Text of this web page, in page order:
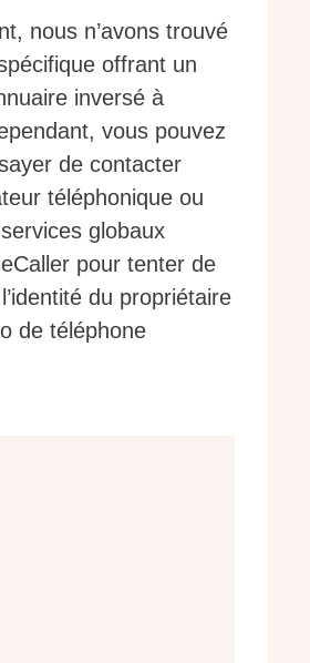
nous n’avons trouvé
offrant un
inversé à
vous pouvez
de contacter
téléphonique ou
globaux
pour tenter de
du propriétaire
de téléphone